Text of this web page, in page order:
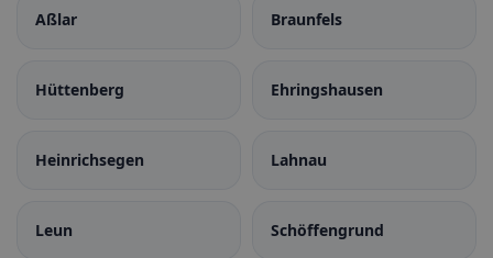
Aßlar Braunfels
Hüttenberg Ehringshausen
Heinrichsegen Lahnau
Leun Schöffengrund